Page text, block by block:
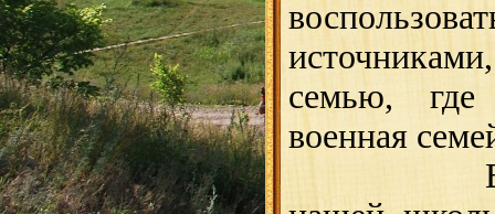
семью,
военная
В